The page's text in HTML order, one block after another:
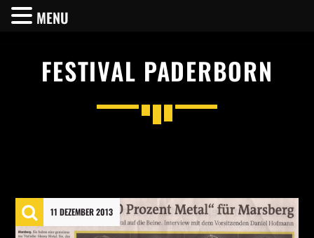
Facebook
FESTIVAL PADERBORN
11 DEZEMBER 2013
MENU